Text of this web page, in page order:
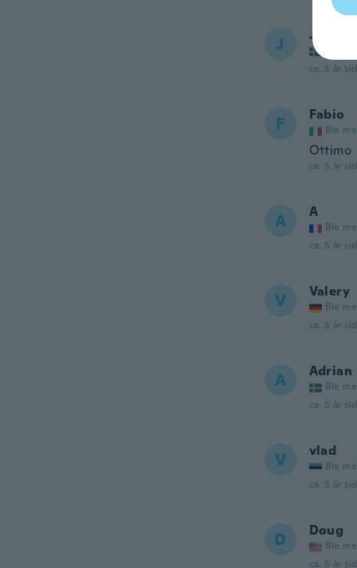
J Jolanta
ca. 5 år
F Fabio
Ble
Ottimo
ca. 5 år
A A
Ble
ca. 5 år
V Valery
Ble
ca. 5 år
A Adrian
Ble
ca. 5 år
V vlad
Ble
ca. 5 år
D Doug
Ble
ca. 5 år